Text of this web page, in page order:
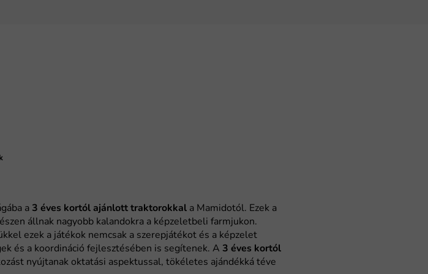
a 3 éves kortól ajánlott traktorokkal a Mamidotól. Ezek a
állnak nagyobb kalandokra a képzeletbeli farmjukon.
ezek a játékok nemcsak a szerepjátékot és a képzelet
és a koordináció fejlesztésében is segítenek. A 3 éves kortól
nyújtanak oktatási aspektussal, tökéletes ajándékká téve